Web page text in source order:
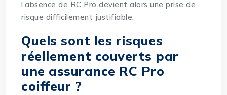
l’absence de RC Pro devient alors une prise de
risque difficilement justifiable.
Quels sont les risques
réellement couverts par
une assurance RC Pro
coiffeur ?